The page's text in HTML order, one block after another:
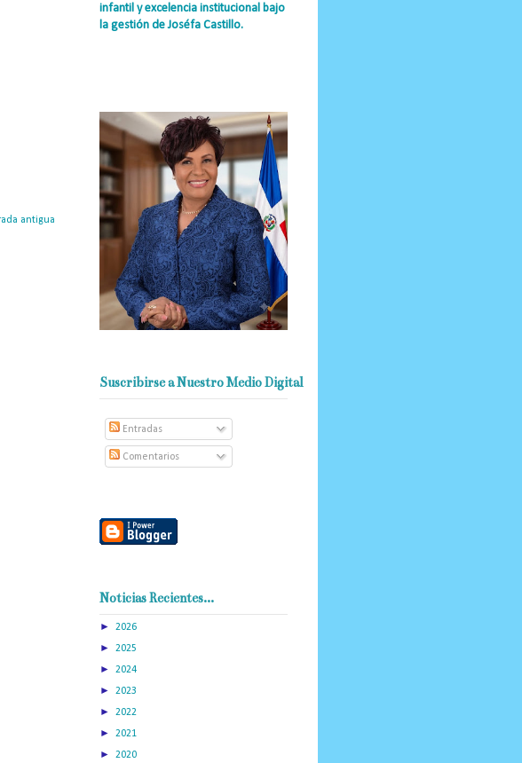
antigua
infantil y excelencia institucional bajo
la gestión de Joséfa Castillo.
Suscribirse a Nuestro Medio Digital
Entradas
Comentarios
Noticias Recientes...
► 2026
► 2025
► 2024
► 2023
► 2022
► 2021
► 2020